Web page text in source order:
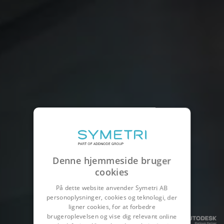
Denne hjemmeside bruger
cookies
På dette website anvender Symetri AB
personoplysninger, cookies og teknologi, der
ligner cookies, for at forbedre
brugeroplevelsen og vise dig relevant online